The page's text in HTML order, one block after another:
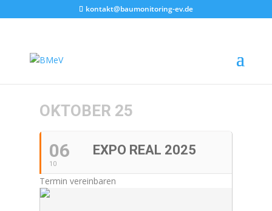
kontakt@baumonitoring-ev.de
OKTOBER 25
06
10
EXPO REAL 2025
Termin vereinbaren